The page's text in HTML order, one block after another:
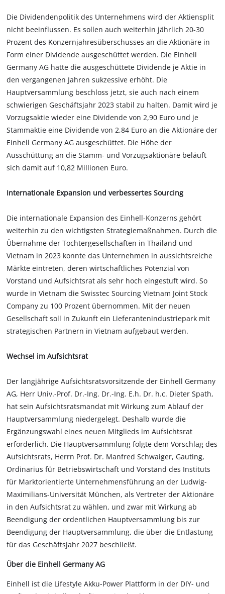
Die Dividendenpolitik des Unternehmens wird der Aktiensplit
nicht beeinflussen. Es sollen auch weiterhin jährlich 20-30
Prozent des Konzernjahresüberschusses an die Aktionäre in
Form einer Dividende ausgeschüttet werden. Die Einhell
Germany AG hatte die ausgeschüttete Dividende je Aktie in
den vergangenen Jahren sukzessive erhöht. Die
Hauptversammlung beschloss jetzt, sie auch nach einem
schwierigen Geschäftsjahr 2023 stabil zu halten. Damit wird je
Vorzugsaktie wieder eine Dividende von 2,90 Euro und je
Stammaktie eine Dividende von 2,84 Euro an die Aktionäre der
Einhell Germany AG ausgeschüttet. Die Höhe der
Ausschüttung an die Stamm- und Vorzugsaktionäre beläuft
sich damit auf 10,82 Millionen Euro.
Internationale Expansion und verbessertes Sourcing
Die internationale Expansion des Einhell-Konzerns gehört
weiterhin zu den wichtigsten Strategiemaßnahmen. Durch die
Übernahme der Tochtergesellschaften in Thailand und
Vietnam in 2023 konnte das Unternehmen in aussichtsreiche
Märkte eintreten, deren wirtschaftliches Potenzial von
Vorstand und Aufsichtsrat als sehr hoch eingestuft wird. So
wurde in Vietnam die Swisstec Sourcing Vietnam Joint Stock
Company zu 100 Prozent übernommen. Mit der neuen
Gesellschaft soll in Zukunft ein Lieferantenindustriepark mit
strategischen Partnern in Vietnam aufgebaut werden.
Wechsel im Aufsichtsrat
Der langjährige Aufsichtsratsvorsitzende der Einhell Germany
AG, Herr Univ.-Prof. Dr.-Ing. Dr.-Ing. E.h. Dr. h.c. Dieter Spath,
hat sein Aufsichtsratsmandat mit Wirkung zum Ablauf der
Hauptversammlung niedergelegt. Deshalb wurde die
Ergänzungswahl eines neuen Mitglieds im Aufsichtsrat
erforderlich. Die Hauptversammlung folgte dem Vorschlag des
Aufsichtsrats, Herrn Prof. Dr. Manfred Schwaiger, Gauting,
Ordinarius für Betriebswirtschaft und Vorstand des Instituts
für Marktorientierte Unternehmensführung an der Ludwig-
Maximilians-Universität München, als Vertreter der Aktionäre
in den Aufsichtsrat zu wählen, und zwar mit Wirkung ab
Beendigung der ordentlichen Hauptversammlung bis zur
Beendigung der Hauptversammlung, die über die Entlastung
für das Geschäftsjahr 2027 beschließt.
Über die Einhell Germany AG
Einhell ist die Lifestyle Akku-Power Plattform in der DIY- und